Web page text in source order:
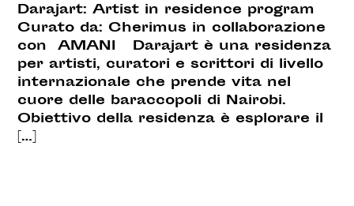
Darajart: Artist in residence program
Curato da: Cherimus in collaborazione
con AMANI Darajart è una residenza
per artisti, curatori e scrittori di livello
internazionale che prende vita nel
cuore delle baraccopoli di Nairobi.
Obiettivo della residenza è esplorare il
[…]